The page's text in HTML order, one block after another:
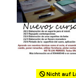
Nicht auf